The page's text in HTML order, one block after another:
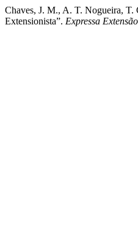
Chaves, J. M., A. T. Nogueira, T.
Extensionista”. Expressa Extensão